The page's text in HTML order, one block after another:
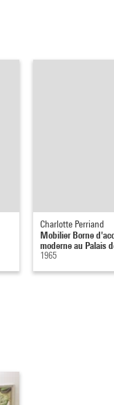
Charlotte Perriand
Mobilier Borne
moderne au Palais
1965